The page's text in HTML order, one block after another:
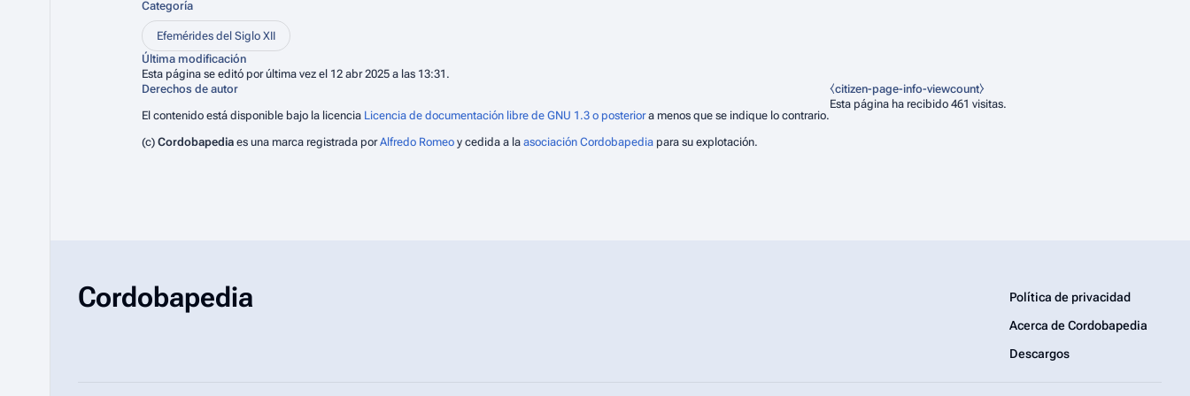
Categoría
Efemérides del Siglo XII
Última modificación
Esta página se editó por última vez el 12 abr 2025 a las 13:31.
Derechos de autor
El contenido está disponible bajo la licencia Licencia de documentación libre de GNU 1.3 o posteriora menos que se indique lo contrario.
(c) Cordobapedia es una marca registrada porAlfredo Romeo y cedida a la asociación Cordobapedia para su explotación.
⧼citizen-page-info-viewcount⧽
Esta página ha recibido 461 visitas.
Cordobapedia
Política de privacidad
Acerca de Cordobapedia
Descargos